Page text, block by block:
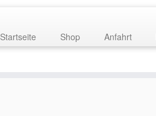
Startseite Shop Anfahrt